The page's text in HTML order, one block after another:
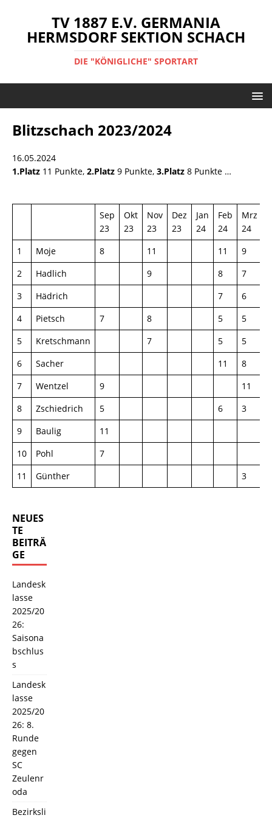
TV 1887 E.V. GERMANIA
HERMSDORF SEKTION SCHACH
DIE "KÖNIGLICHE" SPORTART
Blitzschach 2023/2024
16.05.2024
1.Platz 11 Punkte, 2.Platz 9 Punkte, 3.Platz 8 Punkte …
Sep
23
Okt
23
Nov
23
Dez
23
Jan
24
Feb
24
Mrz
24
1
Moje 8 11 11 9
2
Hadlich 9 8 7
3
Hädrich 7 6
4
Pietsch 7 8 5
5
5
Kretschmann 7 5 5
6
Sacher 11
8
7
Wentzel 9
11
8
Zschiedrich 5 6
3
9
Baulig
11
10
Pohl
7
11
Günther 3
NEUES
TE
BEITRÄ
GE
Landesk
lasse
2025/20
26:
Saisona
bschlus
s
Landesk
lasse
2025/20
26: 8.
Runde
gegen
SC
Zeulenr
oda
Bezirksli